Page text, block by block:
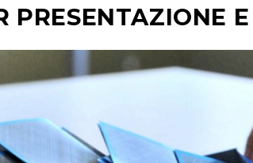
PRESENTAZIONE